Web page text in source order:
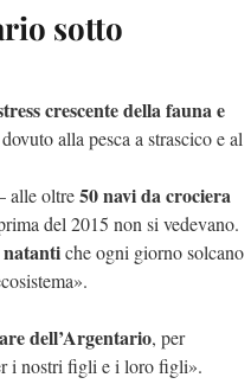
sotto
crescente della fauna e
alla pesca a strascico e al
alle oltre50 navi da crociera
del 2015 non si vedevano.
che ogni giorno solcano
dell’Argentario, per
i nostri figli e i loro figli».